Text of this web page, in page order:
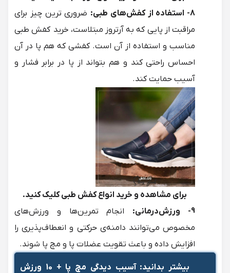
8- استفاده از کفش‌های طبی:
ضروری ترین چیز برای
مراقبت از پایی که به آرتروز مبتلاست، خرید کفش طبی
مناسب و استفاده از آن است. کفشی که هم پا در آن
احساس راحتی کند و هم بتواند از پا در برابر فشار و
آسیب حمایت کند.
برای مشاهده و خرید انواعکفش طبیکلیک کنید.
9- ورزش‌درمانی: انجام تمرین‌ها و ورزش‌های
مخصوص می‌توانند دامنه‌ی حرکتی و انعطاف‌پذیری را
افزایش داده و باعث تقویت عضلات پا و مچ پا شوند.
بیشتر بدانید:
آسیب دیدگی مچ پا + 10 ورزش